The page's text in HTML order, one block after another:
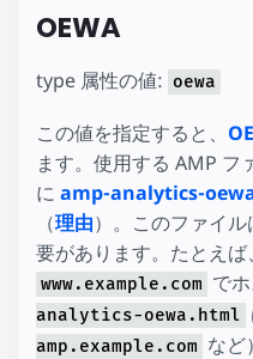
OEWA
type 属性の値: oewa
この値を指定すると、
ます。使用する AMP フ
に amp-analytics-
（理由）。このファイ
要があります。たとえ
www.example.com で
analytics-oewa.html
amp.example.com など